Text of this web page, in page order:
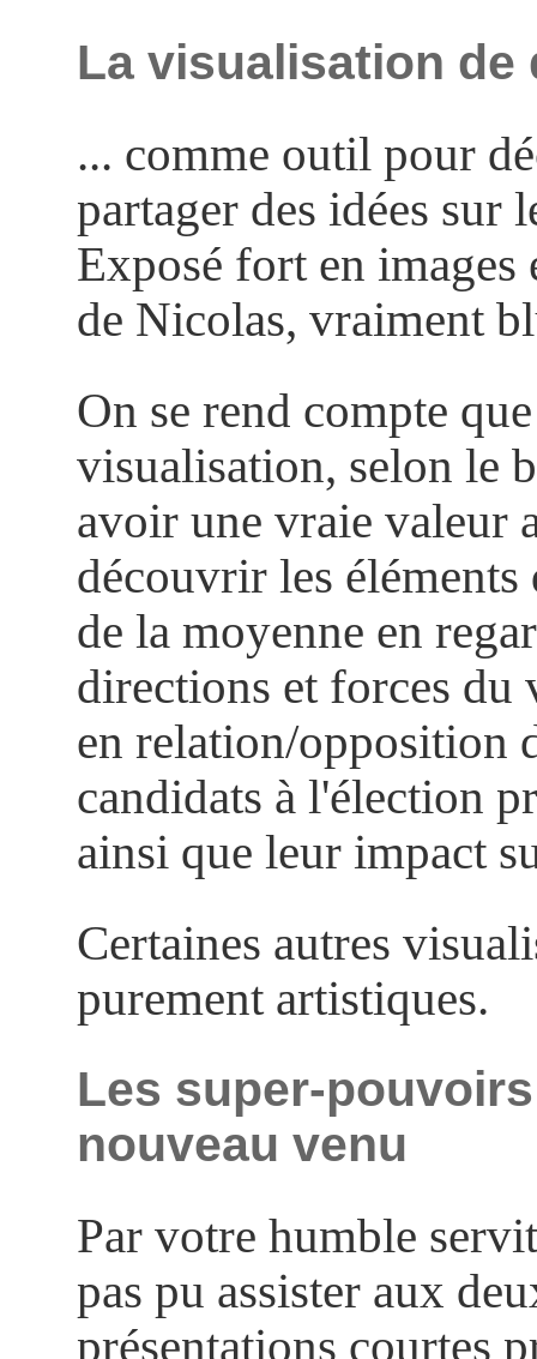
La visualisation de
... comme outil pour
partager des idées sur
Exposé fort en images
de Nicolas, vraiment
On se rend compte
visualisation, selon le
avoir une vraie valeur
découvrir les éléments
de la moyenne en
directions et forces du
en relation/opposition
candidats à l'élection
ainsi que leur impact
Certaines autres
purement artistiques.
Les super-
nouveau venu
Par votre humble
pas pu assister aux
présentations courtes